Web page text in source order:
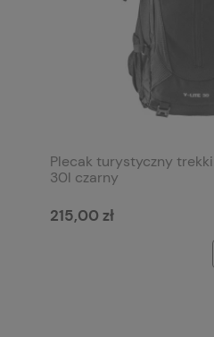
Plecak turystyczny
30l czarny
215,00 zł